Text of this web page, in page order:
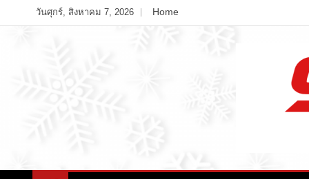
to
วันศุกร์, สิงหาคม 7, 2026 Home
94 Report.com